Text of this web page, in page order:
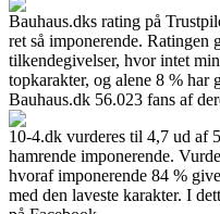
Bauhaus.dks rating på
ret så imponerende. Ratingen
tilkendegivelser, hvor intet
topkarakter, og alene 8 % har
Bauhaus.dk 56.023 fans af
10-4.dk vurderes til 4,7 ud af
hamrende imponerende.
hvoraf imponerende 84 %
med den laveste karakter. I